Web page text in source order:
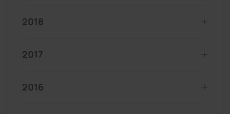
2018
2017
2016